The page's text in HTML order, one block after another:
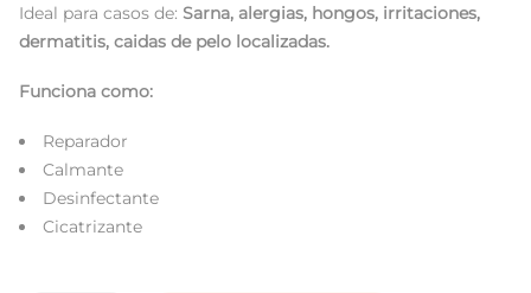
Ideal para casos de: Sarna, alergias, hongos, irritaciones,
dermatitis, caidas de pelo localizadas.
Funciona como:
Reparador
Calmante
Desinfectante
Cicatrizante